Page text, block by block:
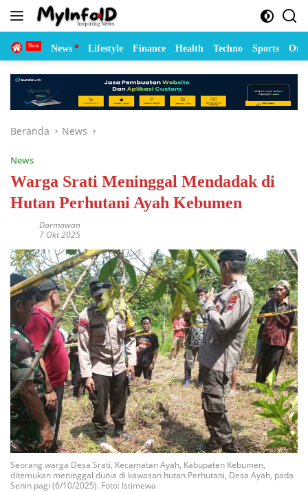
Langsung
Home News Lifestyle Finance Health Techno Sports
Beranda News
News
Warga Srati Meninggal Mendadak di
Hutan Perhutani Ayah Kebumen
Darmawan
7 Okt 2025
Seorang warga Desa Srati, Kecamatan Ayah, Kabupaten Kebumen,
ditemukan meninggal dunia di kawasan hutan Perhutani, Desa Ayah, pada
Senin pagi (6/10/2025). Foto: Istimewa